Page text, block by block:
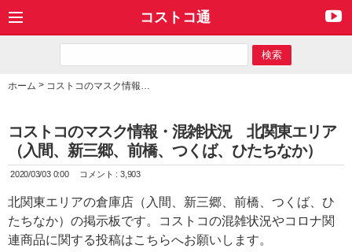
コストコ通
ホーム > コストコのマスク情報・混雑状況 北関東エリア（入間、新三郷、前橋、つくば、ひたちなか）
コストコのマスク情報・混雑状況 北関東エリア
（入間、新三郷、前橋、つくば、ひたちなか）
2020/03/03 0:00 コメント : 3,903
北関東エリアの倉庫店（入間、新三郷、前橋、つくば、ひ
たちなか）の掲示板です。コストコの混雑状況やコロナ関
連商品に関する投稿はこちらへお願いします。